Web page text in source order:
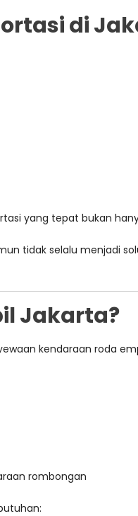
di
yang tepat bukan
tidak selalu menjadi
Jakarta?
kendaraan roda
rombongan